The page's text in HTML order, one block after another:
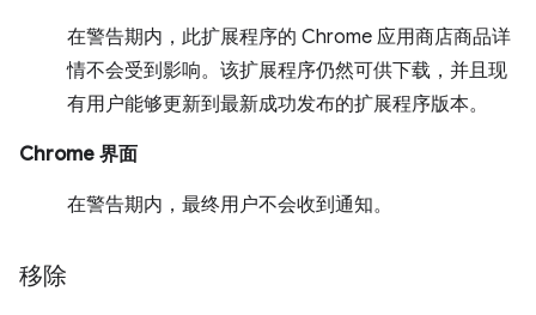
在警告期内，此扩展程序的 Chrome 应用商店商品详
情不会受到影响。该扩展程序仍然可供下载，并且现
有用户能够更新到最新成功发布的扩展程序版本。
Chrome 界面
在警告期内，最终用户不会收到通知。
移除